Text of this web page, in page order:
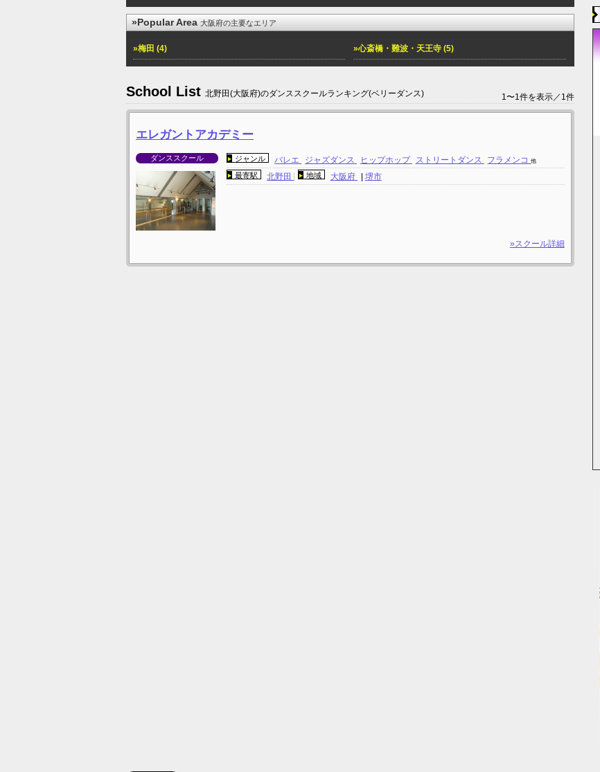
»Popular Area 大阪府の主要なエリア
»梅田 (4) »心斎橋・難波・天王寺 (5)
School List 北野田(大阪府)のダンススクールランキング(ベリーダンス) 1〜1件を表示／1件
エレガントアカデミー
ダンススクール ジャンル バレエ ジャズダンス ヒップホップ ストリートダンス フラメンコ他
最寄駅 北野田 地域 大阪府 | 堺市
»スクール詳細